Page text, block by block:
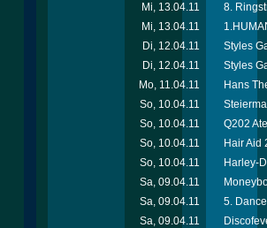
Mi, 13.04.11
8.
Mi, 13.04.11
Di, 12.04.11
Styles
Di, 12.04.11
Styles
Mo, 11.04.11
Hans
So, 10.04.11
So, 10.04.11
Q202
So, 10.04.11
Hair Aid
So, 10.04.11
Harley-
Sa, 09.04.11
Sa, 09.04.11
5.
Sa, 09.04.11